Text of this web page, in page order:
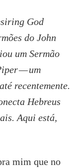
God
do John
um Sermão
— um
recentemente.
Hebreus
Aqui está,
mim que no